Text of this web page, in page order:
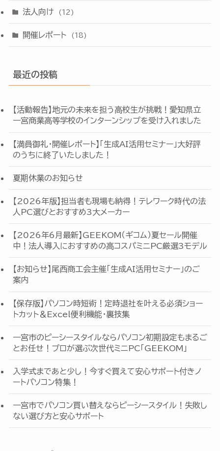
法人向け (12)
開催レポート (18)
最近の投稿
【活動報告】地元の未来を担う高校生が挑戦！愛知県立
一宮商業高等学校のインターンシップを受け入れました
【満員御礼・開催レポート】「生成AI活用セミナー」大好評
のうちに終了いたしました！
夏期休業のお知らせ
【2026年版】担当者も現場も納得！テレワーク時代の法
人PC選びとおすすめ3大メーカー
【2026年6月最新】GEEKOM（ギコム）夏セール開催
中！法人導入におすすめの高コスパミニPC厳選3モデル
【お知らせ】尾西商工会主催「生成AI活用セミナー」のご
案内
【保存版】パソコン時短術！定時退社を叶える必須ショー
トカット＆Excel便利機能・裏技集
一宮市のピーシースタイルならパソコン初期設定もまるご
とお任せ！プロが選ぶ次世代ミニPC「GEEKOM」
入学式まであと少し！今すぐ買えて安心サポート付きノ
ートパソコン特集！
一宮市でパソコン買い替えならピーシースタイル！失敗し
ない選び方と安心サポート